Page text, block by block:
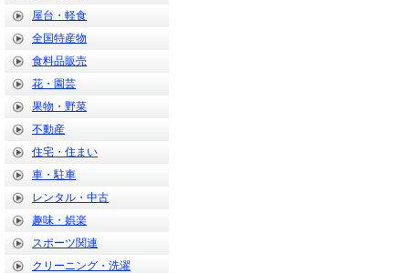
屋台・軽食
全国特産物
食料品販売
花・園芸
果物・野菜
不動産
住宅・住まい
車・駐車
レンタル・中古
趣味・娯楽
スポーツ関連
クリーニング・洗濯